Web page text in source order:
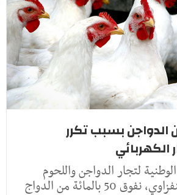
من الدواجن بسبب تكرر
الكهربائي
لتجار الدواجن واللحوم
بالمائة من الدواج